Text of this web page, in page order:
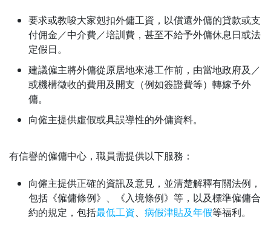
要求或教唆大家剋扣外傭工資，以償還外傭的貸款或支
付佣金／中介費／培訓費，甚至不給予外傭休息日或法
定假日。
建議僱主將外傭從原居地來港工作前，由當地政府及／
或機構徵收的費用及開支（例如簽證費等）轉嫁予外
傭。
向僱主提供虛假或具誤導性的外傭資料。
有信譽的僱傭中心，職員需提供以下服務：
向僱主提供正確的資訊及意見，並清楚解釋有關法例，
包括《僱傭條例》、《入境條例》等，以及標準僱傭合
約的規定，包括最低工資、 病假津貼及年假等福利。